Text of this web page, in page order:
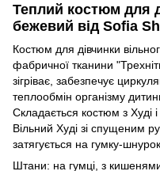
Теплий костюм для
бежевий від Sofia
Костюм для дівчинки
фабричної тканини
зігріває, забезпечує
теплообмін організму
Складається костюм з Худі
Вільний Худі зі спущеним
затягується на гумку-
Штани: на гумці, з